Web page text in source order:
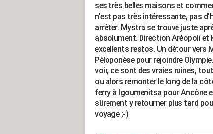
ses très belles maisons et
n'est pas très intéressante, pas
arrêter. Mystra se trouve juste
absolument. Direction Aréopoli et
excellents restos. Un détour vers
Péloponèse pour rejoindre
voir, ce sont des vraies ruines,
ou alors remonter le long de la
ferry à Igoumenitsa pour Ancône
sûrement y retourner plus tard
voyage ;-)